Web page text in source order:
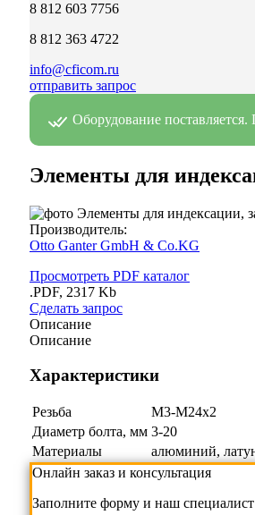
8 812 603 7756
8 812 363 4722
info@cficom.ru
отправить запрос
Оборудование
Элементы для
Производитель:
Otto Ganter GmbH & Co.KG
Просмотреть PDF каталог
.PDF, 2317 Kb
Сделать запрос
Описание
Описание
Характеристики
Резьба
M3-M24х2
Диаметр болта, мм 3-20
Материалы
алюминий,
Онлайн заказ и консультация
Заполните форму и наш